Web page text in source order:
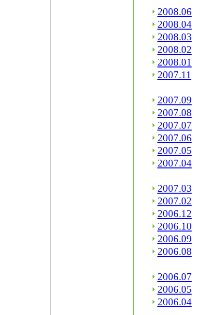
2008.06
2008.04
2008.03
2008.02
2008.01
2007.11
2007.09
2007.08
2007.07
2007.06
2007.05
2007.04
2007.03
2007.02
2006.12
2006.10
2006.09
2006.08
2006.07
2006.05
2006.04